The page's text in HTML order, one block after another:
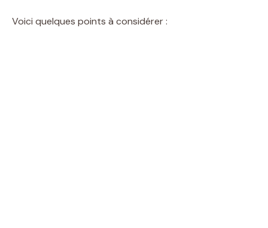
Voici quelques points à considérer :